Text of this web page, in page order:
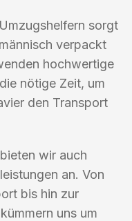
sorgt
verpackt
hochwertige
nötige Zeit, um
den Transport
wir auch
an. Von
bis hin zur
uns um